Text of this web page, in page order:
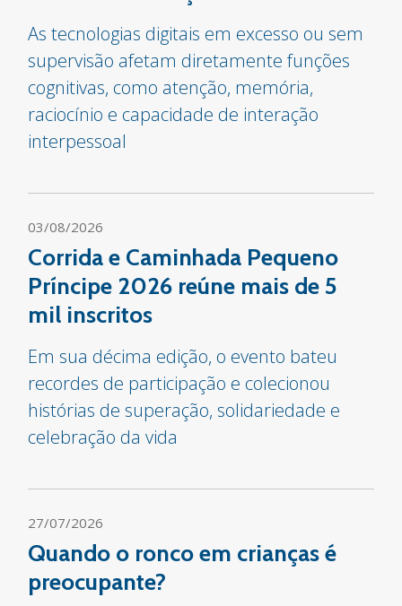
As tecnologias digitais em excesso ou sem
supervisão afetam diretamente funções
cognitivas, como atenção, memória,
raciocínio e capacidade de interação
interpessoal
03/08/2026
Corrida e Caminhada Pequeno
Príncipe 2026 reúne mais de 5
mil inscritos
Em sua décima edição, o evento bateu
recordes de participação e colecionou
histórias de superação, solidariedade e
celebração da vida
27/07/2026
Quando o ronco em crianças é
preocupante?